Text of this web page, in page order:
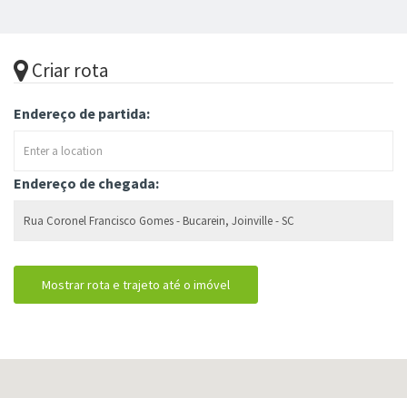
Criar rota
Endereço de partida:
Endereço de chegada: